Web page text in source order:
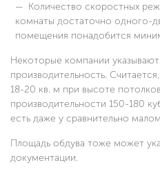
Количество скоростных
комнаты достаточно одного-
помещения понадобится
Некоторые компании указывают
производительность.
18-20 кв. м при высоте
производительности 150-180
есть даже у сравнительно
Площадь обдува тоже может
документации.